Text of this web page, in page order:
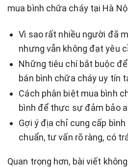
mua bình chữa cháy tại Hà
Vì sao rất nhiều người đã
nhưng vẫn không đạt yêu
Những tiêu chí bắt buộc
bán bình chữa cháy uy tín
Cách phân biệt mua bình
bình để thực sự đảm bảo
Gợi ý địa chỉ cung cấp
chuẩn, tư vấn rõ ràng, có
Quan trọng hơn, bài viết